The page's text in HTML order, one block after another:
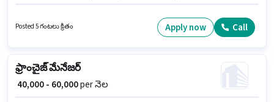
₹50000 వరకు సంపాదించవచ్చు. ఈ ఉద్యోగానికి Fixed జీతం అందుబాటులో ఉంది. ఈ
ఉద్యోగం సుభాష్ చౌక్, గుర్గావ్ లో ఉంది. ఈ ఉద్యోగానికి అభ్యర్థులు తప్పనిసరిగా
Posted 5 గంటలు క్రితం Apply now Call
ఫ్రాంచైజ్ మేనేజర్
₹ 40,000 - 60,000per నెల